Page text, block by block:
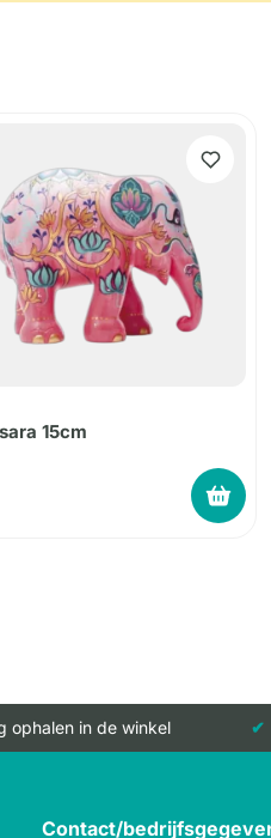
15cm
ophalen in de winkel
Contact/